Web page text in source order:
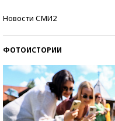
Новости СМИ2
ФОТОИСТОРИИ